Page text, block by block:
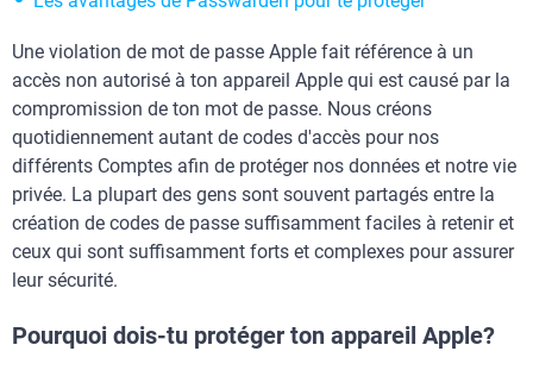
Une violation de mot de passe Apple fait référence à un
accès non autorisé à ton appareil Apple qui est causé par la
compromission de ton mot de passe. Nous créons
quotidiennement autant de codes d'accès pour nos
différents Comptes afin de protéger nos données et notre vie
privée. La plupart des gens sont souvent partagés entre la
création de codes de passe suffisamment faciles à retenir et
ceux qui sont suffisamment forts et complexes pour assurer
leur sécurité.
Pourquoi dois-tu protéger ton appareil Apple?